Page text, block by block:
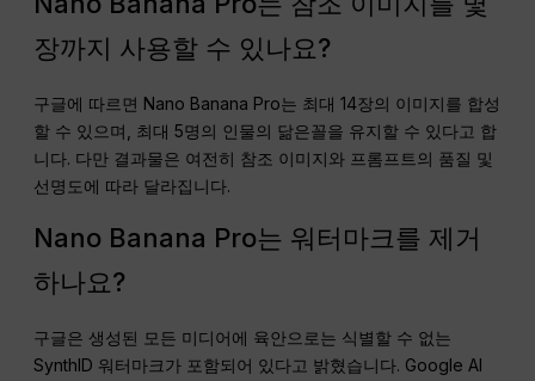
장까지 사용할 수 있나요?
구글에 따르면 Nano Banana Pro는 최대 14장의 이미지를 합성
할 수 있으며, 최대 5명의 인물의 닮은꼴을 유지할 수 있다고 합
니다. 다만 결과물은 여전히 참조 이미지와 프롬프트의 품질 및
선명도에 따라 달라집니다.
Nano Banana Pro는 워터마크를 제거
하나요?
구글은 생성된 모든 미디어에 육안으로는 식별할 수 없는
SynthID 워터마크가 포함되어 있다고 밝혔습니다. Google AI